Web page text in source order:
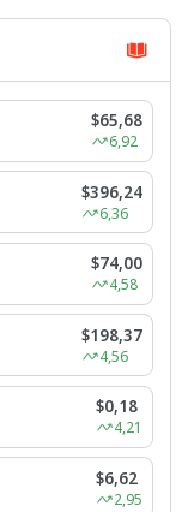
$65,68
6,92
$396,24
6,36
$74,00
4,58
$198,37
4,56
$0,18
4,21
$6,62
2,95